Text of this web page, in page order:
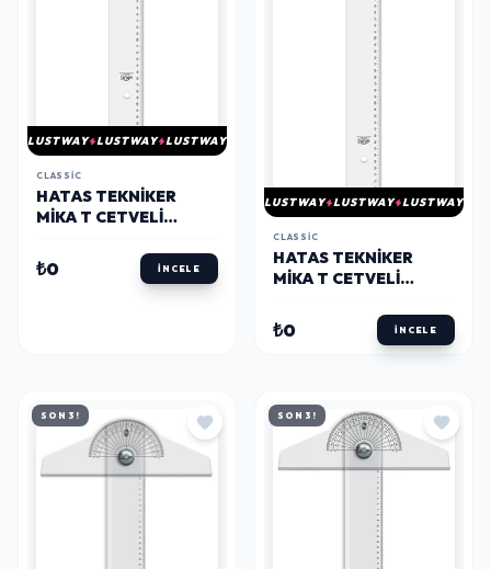
LUSTWAY LUSTWAY LUSTWAY
CLASSIC
HATAS TEKNIKER
MIKA T CETVELI
₺0 İNCELE
LUSTWAY LUSTWAY LUSTWAY
CLASSIC
HATAS TEKNIKER
MIKA T CETVELI
₺0 İNCELE
SON 3! SON 3!